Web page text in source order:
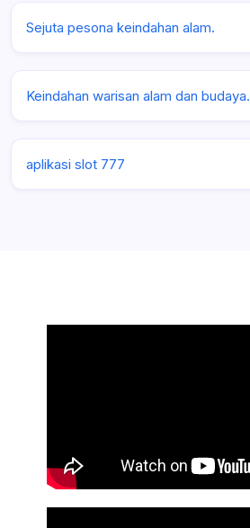
Sejuta pesona keindahan alam.
Keindahan warisan alam dan budaya.
aplikasi slot 777